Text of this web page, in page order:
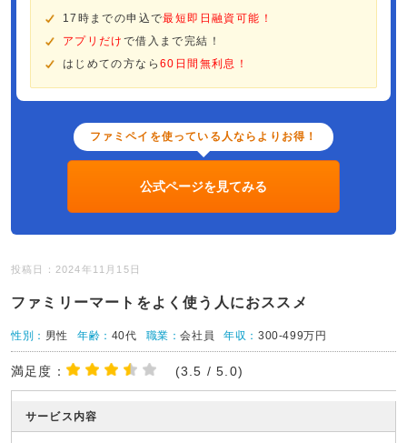
17時までの申込で最短即日融資可能！
アプリだけ で借入まで完結！
はじめての方なら 60日間無利息！
ファミペイを使っている人ならよりお得！
公式ページを見てみる
投稿日：2024年11月15日
ファミリーマートをよく使う人におススメ
性別： 男性 年齢： 40代 職業：会社員 年収：300-499万円
満足度： (3.5 / 5.0)
サービス内容